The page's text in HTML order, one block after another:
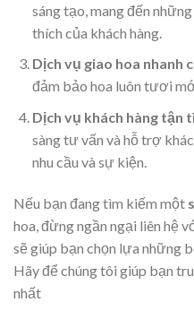
sáng tạo, mang đến
thích của khách hàng.
Dịch vụ giao hoa nhanh
đảm bảo hoa luôn tươi
Dịch vụ khách hàng tận
sàng tư vấn và hỗ trợ
nhu cầu và sự kiện.
Nếu bạn đang tìm kiếm một
hoa, đừng ngần ngại liên hệ
sẽ giúp bạn chọn lựa những
Hãy để chúng tôi giúp bạn
nhất